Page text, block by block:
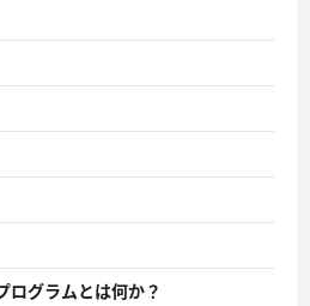
ログラムとは何か？